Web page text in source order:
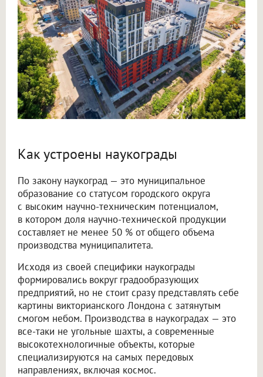
Как устроены наукограды
По закону наукоград — это муниципальное
образование со статусом городского округа
с высоким научно-техническим потенциалом,
в котором доля научно-технической продукции
составляет не менее 50 % от общего объема
производства муниципалитета.
Исходя из своей специфики наукограды
формировались вокруг градообразующих
предприятий, но не стоит сразу представлять себе
картины викторианского Лондона с затянутым
смогом небом. Производства в наукоградах — это
все-таки не угольные шахты, а современные
высокотехнологичные объекты, которые
специализируются на самых передовых
направлениях, включая космос.